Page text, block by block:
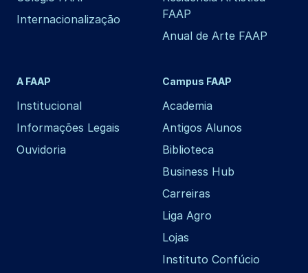
Internacionalização
FAAP
Anual de Arte FAAP
A FAAP
Institucional
Informações Legais
Ouvidoria
Campus FAAP
Academia
Antigos Alunos
Biblioteca
Business Hub
Carreiras
Liga Agro
Lojas
Instituto Confúcio